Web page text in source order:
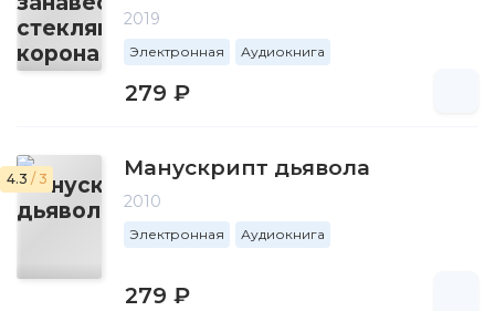
2019
Электронная Аудиокнига
279 ₽
4.3 / 3 Манускрипт дьявола
2010
Электронная Аудиокнига
279 ₽